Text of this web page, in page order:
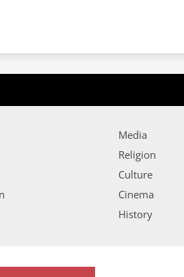
Media
Religion
Culture
Cinema
History